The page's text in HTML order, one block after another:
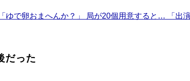
ゆで卵おまへんか？」 局が20個用意すると… 「出
だった